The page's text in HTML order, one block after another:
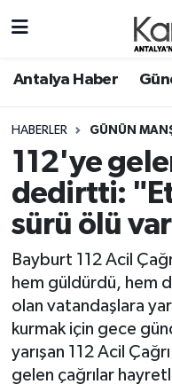
Antalya Haber
HABERLER GÜNÜN
112'ye
dedirtti:
sürü ölü
Bayburt 112 Acil
hem güldürdü, hem
olan vatandaşlara
kurmak için gece
yarışan 112 Acil
gelen çağrılar
Antalya Haber
Dünya
Eğitim
Gündem
Günün
Haber Kuşakları
Hava Durumu
Trafik Durumu
Süper Lig Puan
Son Dakika
Haber Arşivi